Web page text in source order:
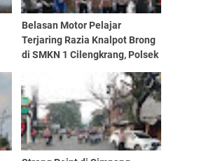
Belasan Motor Pelajar
Terjaring Razia Knalpot Brong
di SMKN 1 Cilengkrang, Polsek
Cileunyi Beri Teguran dan
Edukasi Keselamatan
Berkendara